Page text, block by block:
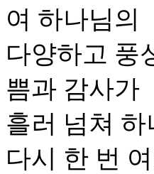
여 하나님의
다양하고 풍
쁨과 감사가
흘러 넘쳐
다시 한 번